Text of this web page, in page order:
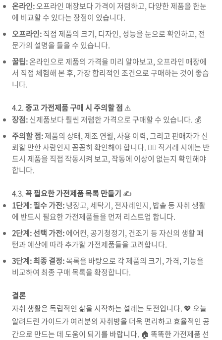
온라인:오프라인 매장보다 가격이 저렴하고, 다양한 제품을 한눈
에 비교할 수 있다는 장점이 있습니다.
오프라인:직접 제품의 크기, 디자인, 성능을 눈으로 확인하고, 전
문가의 설명을 들을 수 있습니다.
꿀팁:온라인으로 제품의 가격을 미리 알아보고, 오프라인 매장에
서 직접 체험해 본 후, 가장 합리적인 조건으로 구매하는 것이 좋습
니다.
4.2.중고 가전제품 구매 시 주의할 점⚠️
장점:신제품보다 훨씬 저렴한 가격으로 구매할 수 있습니다. 💰
주의할 점:제품의 상태, 제조 연월, 사용 이력, 그리고 판매자가 신
뢰할 만한 사람인지 꼼꼼히 확인해야 합니다. 🕵️‍♂️ 직거래 시에는 반
드시 제품을 직접 작동시켜 보고, 작동에 이상이 없는지 확인해야
합니다.
4.3.꼭 필요한 가전제품 목록 만들기 ✍️
1단계: 필수 가전:냉장고, 세탁기, 전자레인지, 밥솥 등 자취 생활
에 반드시 필요한 가전제품들을 먼저 리스트업 합니다.
2단계: 선택 가전:에어컨, 공기청정기, 건조기 등 자신의 생활 패
턴과 예산에 따라 추가할 가전제품들을 고려합니다.
3단계: 최종 결정:목록을 바탕으로 각 제품의 크기, 가격, 기능을
비교하여 최종 구매 목록을 확정합니다.
결론
자취 생활은 독립적인 삶을 시작하는 설레는 도전입니다. 💖 오늘
알려드린 가이드가 여러분의 자취방을 더욱 편리하고 효율적인 공
간으로 만드는 데 도움이 되기를 바랍니다. 🏠 똑똑한 가전제품 선